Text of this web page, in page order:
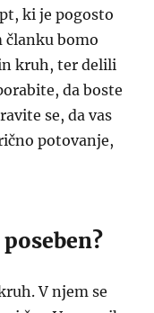
ki je pogosto
bomo
kruh, ter delili
da boste
se, da vas
potovanje,
V njem se